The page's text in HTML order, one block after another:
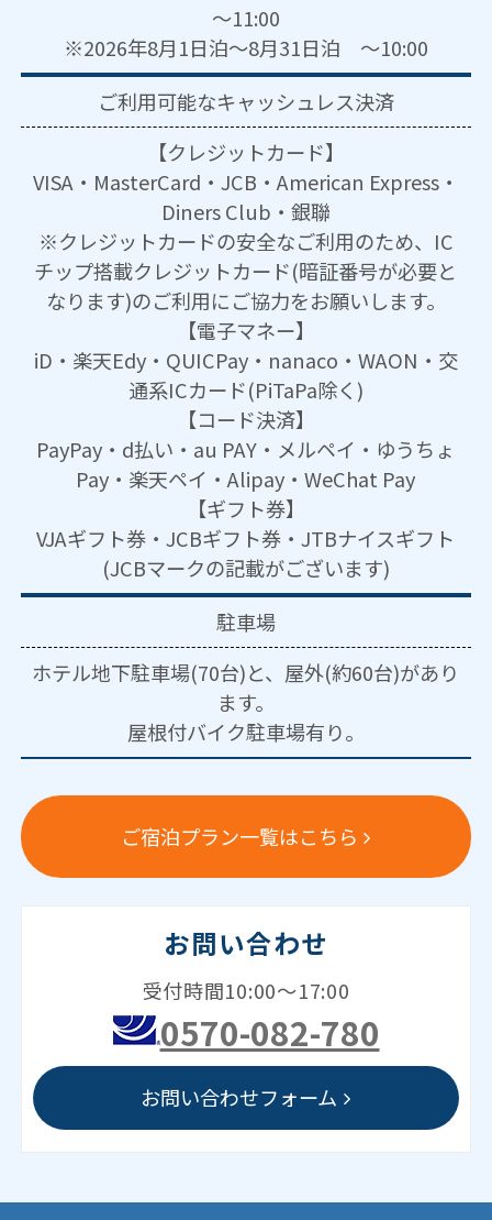
～11:00
※2026年8月1日泊～8月31日泊 ～10:00
ご利用可能なキャッシュレス決済
【クレジットカード】
VISA・MasterCard・JCB・American Express・
Diners Club・銀聯
※クレジットカードの安全なご利用のため、IC
チップ搭載クレジットカード(暗証番号が必要と
なります)のご利用にご協力をお願いします。
【電子マネー】
iD・楽天Edy・QUICPay・nanaco・WAON・交
通系ICカード(PiTaPa除く)
【コード決済】
PayPay・d払い・au PAY・メルペイ・ゆうちょ
Pay・楽天ペイ・Alipay・WeChat Pay
【ギフト券】
VJAギフト券・JCBギフト券・JTBナイスギフト
(JCBマークの記載がございます)
駐車場
ホテル地下駐車場(70台)と、屋外(約60台)があり
ます。
屋根付バイク駐車場有り。
ご宿泊プラン一覧はこちら
お問い合わせ
受付時間10:00～17:00
0570-082-780
お問い合わせフォーム